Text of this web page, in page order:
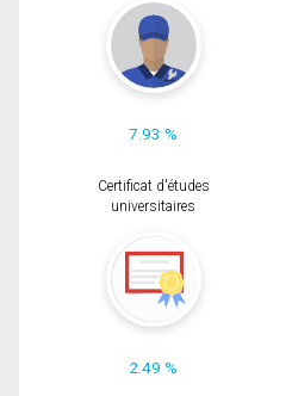
7.93 %
Certificat d'études
universitaires
2.49 %